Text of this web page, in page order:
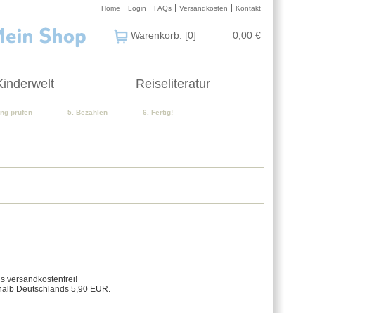
Kontakt
Versandkosten
FAQs
Login
Home
Warenkorb: [0] 0,00 €
Reiseliteratur
prüfen 5. Bezahlen 6. Fertig!
versandkostenfrei!
Deutschlands 5,90 EUR.